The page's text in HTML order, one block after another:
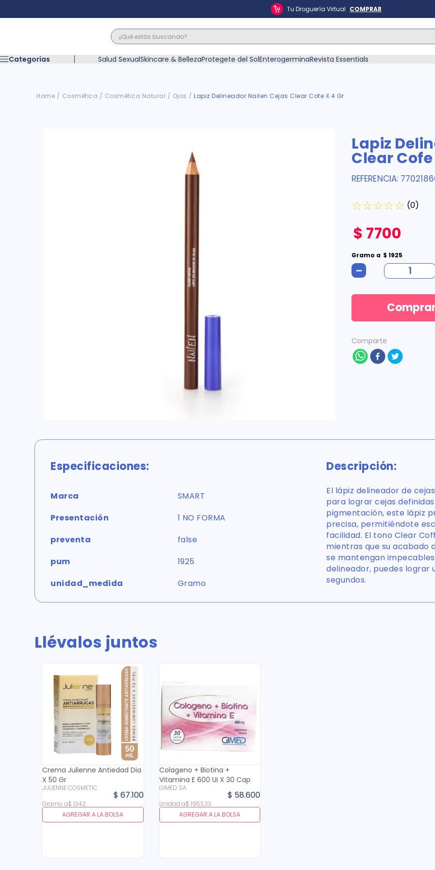
Tu Droguería Virtual COMPRAR
¿Qué estás buscando?
Categorías Salud SexualSkincare & BellezaProtegete del SolEnterogerminaRevista Essentials
Cosmética Cosmética Natural Ojos Lapiz Delineador Nailen Cejas Clear Cofe X 4 Gr
Lapiz
Clear Cofe
REFERENCIA:
☆☆☆☆☆ (0)
$ 7700
Gramo a $ 1925
－
Comparte
Especificaciones:
Marca
SMART
Presentación
1 NO FORMA
preventa
false
pum
1925
unidad_medida
Gramo
Descripción:
El lápiz delineador de
para lograr cejas
pigmentación, este lápiz
precisa, permitiéndote
facilidad. El tono Clear
mientras que su acabado
se mantengan
delineador, puedes lograr
segundos.
Llévalos juntos
Crema Julienne Antiedad Dia
X 50 Gr
JULIENNE COSMETIC
$ 67.100
Gramo a$ 1342
AGREGAR A LA BOLSA
Colageno + Biotina +
Vitamina E 600 Ui X 30 Cap
GIMED SA
$ 58.600
Unidad a$ 1953,33
AGREGAR A LA BOLSA
Términos Más Buscados
marimer
mounjaro
wegovy
cyclofem
vitamina c